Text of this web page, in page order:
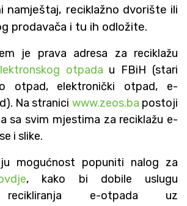
namještaj, reciklažno dvorište ili
prodavača i tu ih odložite.
je prava adresa za reciklažu
otpada u FBiH (stari
otpad, elektronički otpad, e-
Na stranici www.zeos.ba postoji
sa svim mjestima za reciklažu e-
i slike.
mogućnost popuniti nalog za
, kako bi dobile uslugu
recikliranja e-otpada uz